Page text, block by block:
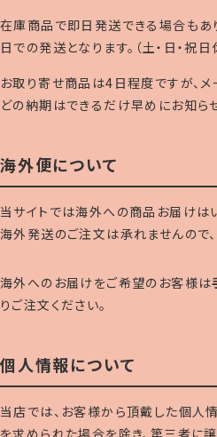
在庫商品で即日発送できる場合もあ
日での発送となります。（土・日・祝日
お取り寄せ商品は4日程度ですが、
どの納期はできるだけ早めにお知ら
海外便について
当サイトでは海外への商品お届けは
海外発送のご注文は承れませんので、
海外へのお届けをご希望のお客様は
りご注文ください。
個人情報について
当店では、お客様から頂戴した個人